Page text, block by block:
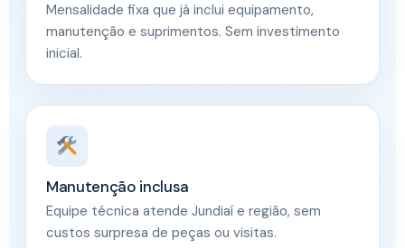
Mensalidade fixa que já inclui equipamento,
manutenção e suprimentos. Sem investimento
inicial.
Manutenção inclusa
Equipe técnica atende Jundiaí e região, sem
custos surpresa de peças ou visitas.